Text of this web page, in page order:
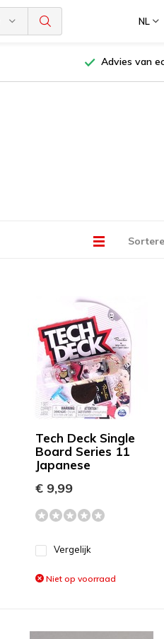
NL
Advies van
Tech Deck Single
Board Series 11
Japanese
€ 9,99
Vergelijk
Niet op voorraad